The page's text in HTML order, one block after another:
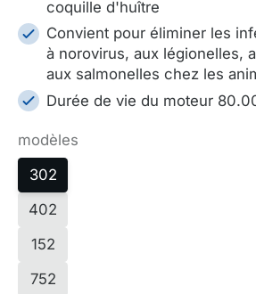
coquille d'huître
Convient pour éliminer les
à norovirus, aux légionelles,
aux salmonelles chez les
Durée de vie du moteur
modèles
302
402
152
752